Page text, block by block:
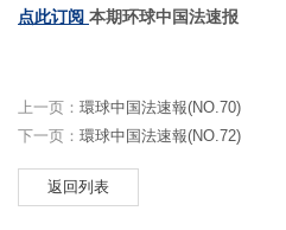
点此订阅 本期环球中国法速报
上一页： 環球中国法速報(NO.70)
下一页： 環球中国法速報(NO.72)
返回列表